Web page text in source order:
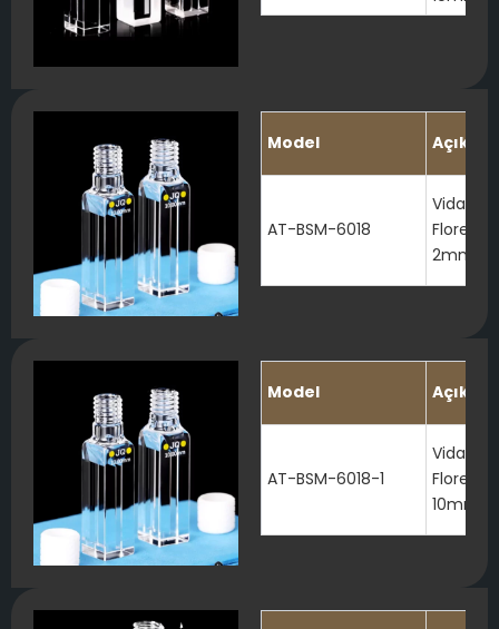
Model
AT-BSM-6018
Vidalı
2mm
Model
AT-BSM-6018-1
Vidalı
10mm